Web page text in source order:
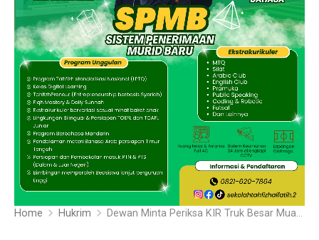
Home Hukrim Dewan Minta Periksa KIR Truk Besar Muatan Berat di Jalan Kota